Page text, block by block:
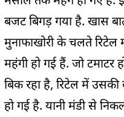
बजटबिगड़ गया है. खास
मुनाफाखोरी के चलते रिटेल
महंगी हो गई हैं. जो
बिक रहा है, रिटेल में
हो गई है. यानी मंडी से